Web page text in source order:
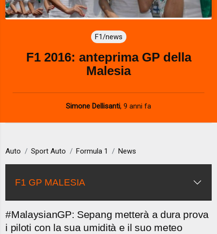
F1/news
F1 2016: anteprima GP della
Malesia
Simone Dellisanti, 9 anni fa
Auto Sport Auto Formula 1 News
F1 GP MALESIA
#MalaysianGP: Sepang metterà a dura prova
i piloti con la sua umidità e il suo meteo